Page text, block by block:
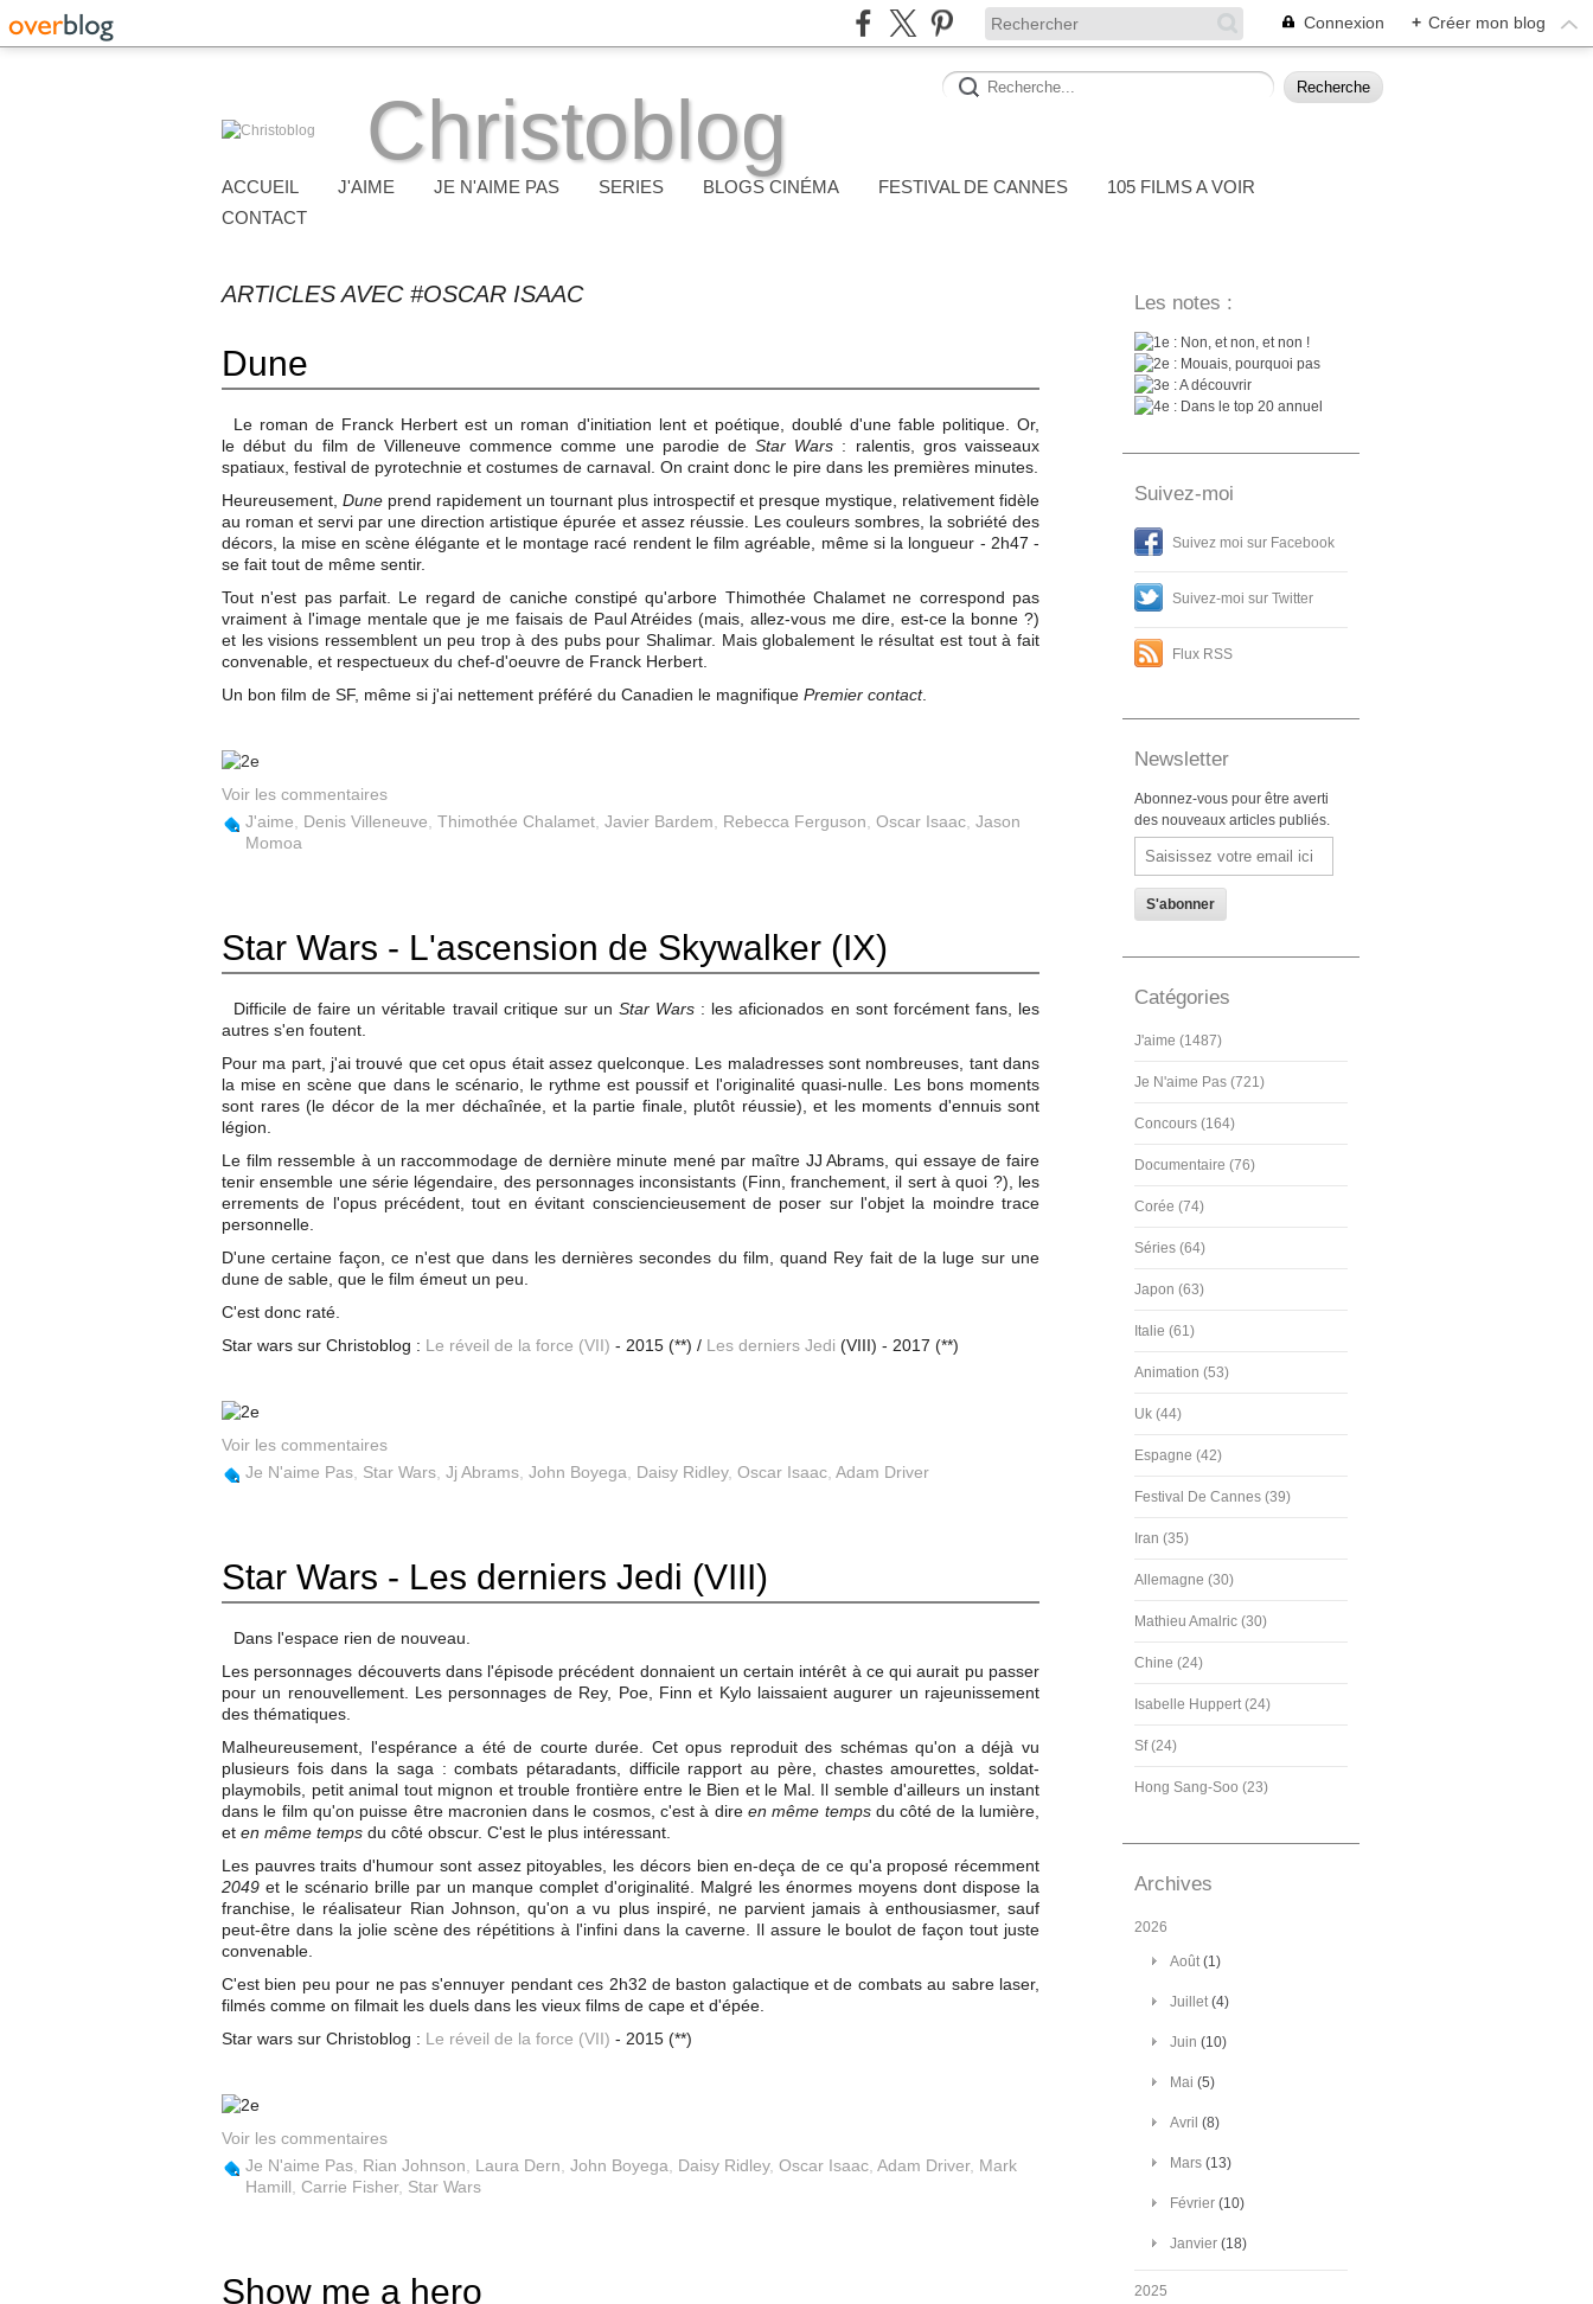
Connexion + Créer mon blog
Christoblog
ACCUEIL J'AIME JE N'AIME PAS SERIES BLOGS CINÉMA FESTIVAL DE CANNES
105 FILMS A VOIR
CONTACT
ARTICLES AVEC #OSCAR ISAAC
Dune
Le roman de Franck Herbert est un roman d'initiation lent et poétique, doublé d'une fable politique. Or,
le début du film de Villeneuve commence comme une parodie deStar Wars : ralentis, gros vaisseaux
spatiaux, festival de pyrotechnie et costumes de carnaval. On craint donc le pire dans les premières minutes.
Heureusement, Dune prend rapidement un tournant plus introspectif et presque mystique, relativement fidèle
au roman et servi par une direction artistique épurée et assez réussie. Les couleurs sombres, la sobriété des
décors, la mise en scène élégante et le montage racé rendent le film agréable, même si la longueur - 2h47 -
se fait tout de même sentir.
Tout n'est pas parfait. Le regard de caniche constipé qu'arbore Thimothée Chalamet ne correspond pas
vraiment à l'image mentale que je me faisais de Paul Atréides (mais, allez-vous me dire, est-ce la bonne ?)
et les visions ressemblent un peu trop à des pubs pour Shalimar. Mais globalement le résultat est tout à fait
convenable, et respectueux du chef-d'oeuvre de Franck Herbert.
Un bon film de SF, même si j'ai nettement préféré du Canadien le magnifique Premier contact.
Voir les commentaires
J'aime
Denis Villeneuve Thimothée Chalamet Javier Bardem Rebecca Ferguson Oscar Isaac Jason
Momoa
Star Wars - L'ascension de Skywalker (IX)
Difficile de faire un véritable travail critique sur un Star Wars : les aficionados en sont forcément fans, les
autres s'en foutent.
Pour ma part, j'ai trouvé que cet opus était assez quelconque. Les maladresses sont nombreuses, tant dans
la mise en scène que dans le scénario, le rythme est poussif et l'originalité quasi-nulle. Les bons moments
sont rares (le décor de la mer déchaînée, et la partie finale, plutôt réussie), et les moments d'ennuis sont
légion.
Le film ressemble à un raccommodage de dernière minute mené par maître JJ Abrams, qui essaye de faire
tenir ensemble une série légendaire, des personnages inconsistants (Finn, franchement, il sert à quoi ?), les
errements de l'opus précédent, tout en évitant consciencieusement de poser sur l'objet la moindre trace
personnelle.
D'une certaine façon, ce n'est que dans les dernières secondes du film, quand Rey fait de la luge sur une
dune de sable, que le film émeut un peu.
C'est donc raté.
Star wars sur Christoblog : Le réveil de la force (VII) - 2015 (**) / Les derniers Jedi (VIII) - 2017 (**)
Voir les commentaires
Je N'aime Pas Star Wars Jj Abrams John Boyega Daisy Ridley, Oscar Isaac Adam Driver
Star Wars - Les derniers Jedi (VIII)
Dans l'espace rien de nouveau.
Les personnages découverts dans l'épisode précédent donnaient un certain intérêt à ce qui aurait pu passer
pour un renouvellement. Les personnages de Rey, Poe, Finn et Kylo laissaient augurer un rajeunissement
des thématiques.
Malheureusement, l'espérance a été de courte durée. Cet opus reproduit des schémas qu'on a déjà vu
plusieurs fois dans la saga : combats pétaradants, difficile rapport au père, chastes amourettes, soldat-
playmobils, petit animal tout mignon et trouble frontière entre le Bien et le Mal. Il semble d'ailleurs un instant
dans le film qu'on puisse être macronien dans le cosmos, c'est à direen même temps du côté de la lumière,
et en même temps du côté obscur. C'est le plus intéressant.
Les pauvres traits d'humour sont assez pitoyables, les décors bien en-deça de ce qu'a proposé récemment
2049 et le scénario brille par un manque complet d'originalité. Malgré les énormes moyens dont dispose la
franchise, le réalisateur Rian Johnson, qu'on a vu plus inspiré, ne parvient jamais à enthousiasmer, sauf
peut-être dans la jolie scène des répétitions à l'infini dans la caverne. Il assure le boulot de façon tout juste
convenable.
C'est bien peu pour ne pas s'ennuyer pendant ces 2h32 de baston galactique et de combats au sabre laser,
filmés comme on filmait les duels dans les vieux films de cape et d'épée.
Star wars sur Christoblog : Le réveil de la force (VII) - 2015 (**)
Voir les commentaires
Je N'aime Pas Rian Johnson Laura Dern John Boyega Daisy Ridley, Oscar Isaac Adam Driver, Mark
Hamill Carrie Fisher, Star Wars
Show me a hero
Les notes :
: Non, et non, et non !
: Mouais, pourquoi pas
: A découvrir
: Dans le top 20 annuel
Suivez-moi
Suivez moi sur Facebook
Suivez-moi sur Twitter
Flux RSS
Newsletter
Abonnez-vous pour être averti
des nouveaux articles publiés.
Email
Catégories
J'aime (1487)
Je N'aime Pas (721)
Concours (164)
Documentaire (76)
Corée (74)
Séries (64)
Japon (63)
Italie (61)
Animation (53)
Uk (44)
Espagne (42)
Festival De Cannes (39)
Iran (35)
Allemagne (30)
Mathieu Amalric (30)
Chine (24)
Isabelle Huppert (24)
Sf (24)
Hong Sang-Soo (23)
Archives
2026
Août(1)
Juillet(4)
Juin (10)
Mai (5)
Avril (8)
Mars (13)
Février (10)
Janvier (18)
2025